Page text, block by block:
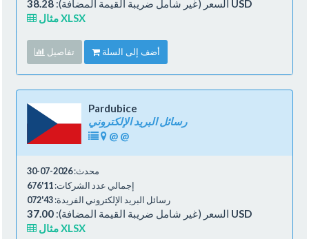
السعر (غير شامل ضريبة القيمة المضافة): 38.28 USD
مثال XLSX
تفاصيل أضف إلى السلة
Pardubice
رسائل البريد الإلكتروني
@ @
محدث:2026-07-30
إجمالي عدد الشركات:11'676
رسائل البريد الإلكتروني الفريدة:43'072
السعر (غير شامل ضريبة القيمة المضافة): 37.00 USD
مثال XLSX